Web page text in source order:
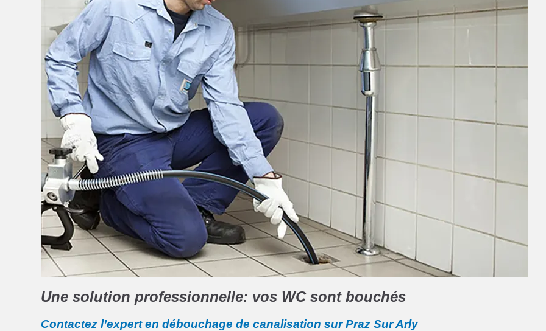
Une solution professionnelle: vos WC sont bouchés
Contactez l’expert en débouchage de canalisation sur Praz Sur Arly